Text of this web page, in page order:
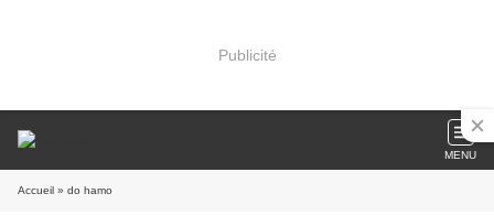
Publicité
MENU
Accueil » do hamo